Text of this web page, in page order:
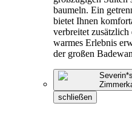
baumeln. Ein
bietet Ihnen
verbreitet
warmes Erlebnis
der großen
schließen